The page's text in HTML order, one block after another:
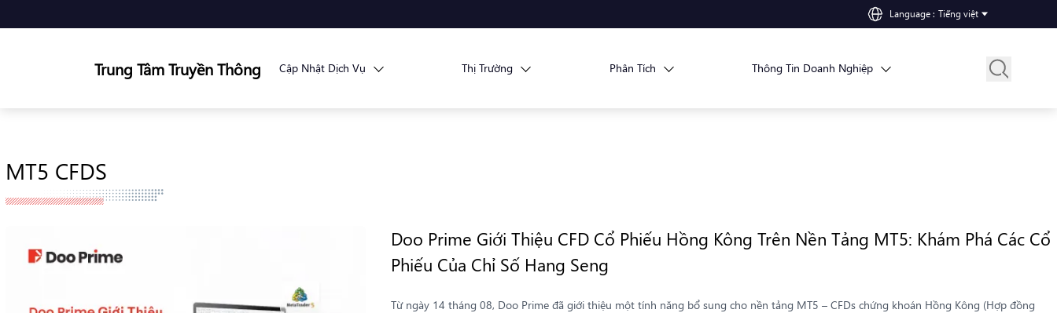
Language : Tiếng việt
Trung Tâm Truyền Thông Cập Nhật Dịch Vụ Thị Trường Phân Tích Thông Tin Doanh Nghiệp
MT5 CFDS
Doo Prime Giới Thiệu CFD Cổ Phiếu Hồng Kông Trên Nền Tảng MT5: Khám Phá Các Cổ
Phiếu Của Chỉ Số Hang Seng
Từ ngày 14 tháng 08, Doo Prime đã giới thiệu một tính năng bổ sung cho nền tảng MT5 – CFDs chứng khoán Hồng Kông (Hợp đồng